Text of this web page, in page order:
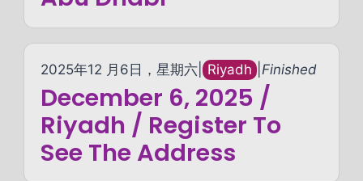
2025年12 月6日，星期六 Riyadh Finished
December 6, 2025 /
Riyadh / Register To
See The Address